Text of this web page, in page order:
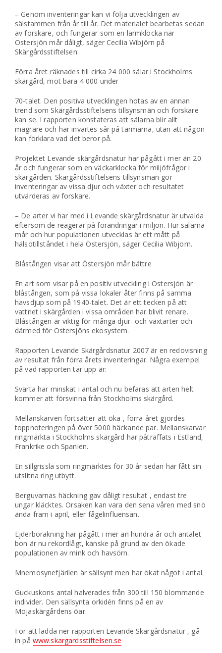
– Genom inventeringar kan vi följa utvecklingen av
sälstammen från år till år. Det materialet bearbetas sedan
av forskare, och fungerar som en larmklocka när
Östersjön mår dåligt, säger Cecilia Wibjörn på
Skärgårdsstiftelsen.
Förra året räknades till cirka 24 000 sälar i Stockholms
skärgård, mot bara 4 000 under
70-talet. Den positiva utvecklingen hotas av en annan
trend som Skärgårdsstiftelsens tillsynsmän och forskare
kan se. I rapporten konstateras att sälarna blir allt
magrare och har invärtes sår på tarmarna, utan att någon
kan förklara vad det beror på.
Projektet Levande skärgårdsnatur har pågått i mer än 20
år och fungerar som en väckarklocka för miljöfrågor i
skärgården. Skärgårdsstiftelsens tillsynsmän gör
inventeringar av vissa djur och växter och resultatet
utvärderas av forskare.
– De arter vi har med i Levande skärgårdsnatur är utvalda
eftersom de reagerar på förändringar i miljön. Hur sälarna
mår och hur populationen utvecklas är ett mått på
hälsotillståndet i hela Östersjön, säger Cecilia Wibjörn.
Blåstången visar att Östersjön mår bättre
En art som visar på en positiv utveckling i Östersjön är
blåstången, som på vissa lokaler åter finns på samma
havsdjup som på 1940-talet. Det är ett tecken på att
vattnet i skärgården i vissa områden har blivit renare.
Blåstången är viktig för många djur- och växtarter och
därmed för Östersjöns ekosystem.
Rapporten Levande Skärgårdsnatur 2007 är en redovisning
av resultat från förra årets inventeringar. Några exempel
på vad rapporten tar upp är:
Svärta har minskat i antal och nu befaras att arten helt
kommer att försvinna från Stockholms skärgård.
Mellanskarven fortsätter att öka , förra året gjordes
toppnoteringen på över 5000 häckande par. Mellanskarvar
ringmärkta i Stockholms skärgård har påträffats i Estland,
Frankrike och Spanien.
En sillgrissla som ringmärktes för 30 år sedan har fått sin
utslitna ring utbytt.
Berguvarnas häckning gav dåligt resultat , endast tre
ungar kläcktes. Orsaken kan vara den sena våren med snö
ända fram i april, eller fågelinfluensan.
Ejderboräkning har pågått i mer än hundra år och antalet
bon är nu rekordlågt, kanske på grund av den ökade
populationen av mink och havsörn.
Mnemosynefjärilen är sällsynt men har ökat något i antal.
Guckuskons antal halverades från 300 till 150 blommande
individer. Den sällsynta orkidén finns på en av
Möjaskärgårdens öar.
För att ladda ner rapporten Levande Skärgårdsnatur , gå
in på www.skargardsstiftelsen.se